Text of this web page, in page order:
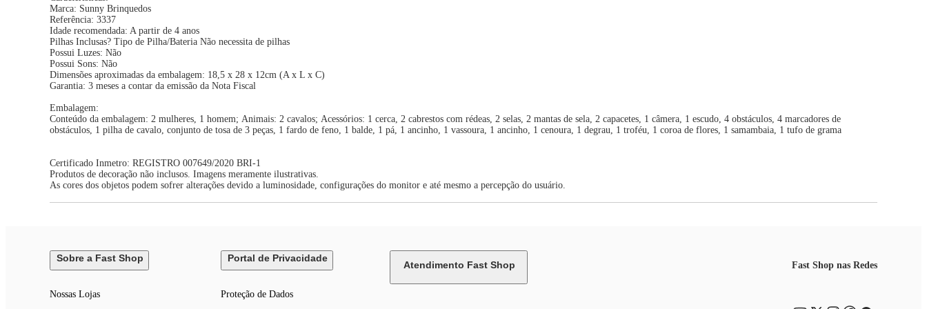
Marca: Sunny Brinquedos
Referência: 3337
Idade recomendada: A partir de 4 anos
Pilhas Inclusas? Tipo de Pilha/Bateria Não necessita de pilhas
Possui Luzes: Não
Possui Sons: Não
Dimensões aproximadas da embalagem: 18,5 x 28 x 12cm (A x L x C)
Garantia: 3 meses a contar da emissão da Nota Fiscal
Embalagem:
Conteúdo da embalagem: 2 mulheres, 1 homem; Animais: 2 cavalos; Acessórios: 1 cerca, 2 cabrestos com rédeas, 2 selas, 2 mantas de sela, 2 capacetes, 1 câmera, 1 escudo, 4 obstáculos, 4 marcadores de
obstáculos, 1 pilha de cavalo, conjunto de tosa de 3 peças, 1 fardo de feno, 1 balde, 1 pá, 1 ancinho, 1 vassoura, 1 ancinho, 1 cenoura, 1 degrau, 1 troféu, 1 coroa de flores, 1 samambaia, 1 tufo de grama
Certificado Inmetro: REGISTRO 007649/2020 BRI-1
Produtos de decoração não inclusos. Imagens meramente ilustrativas.
As cores dos objetos podem sofrer alterações devido a luminosidade, configurações do monitor e até mesmo a percepção do usuário.
Sobre a Fast Shop
Nossas Lojas
Portal de Privacidade
Proteção de Dados
Atendimento Fast Shop Fast Shop nas Redes